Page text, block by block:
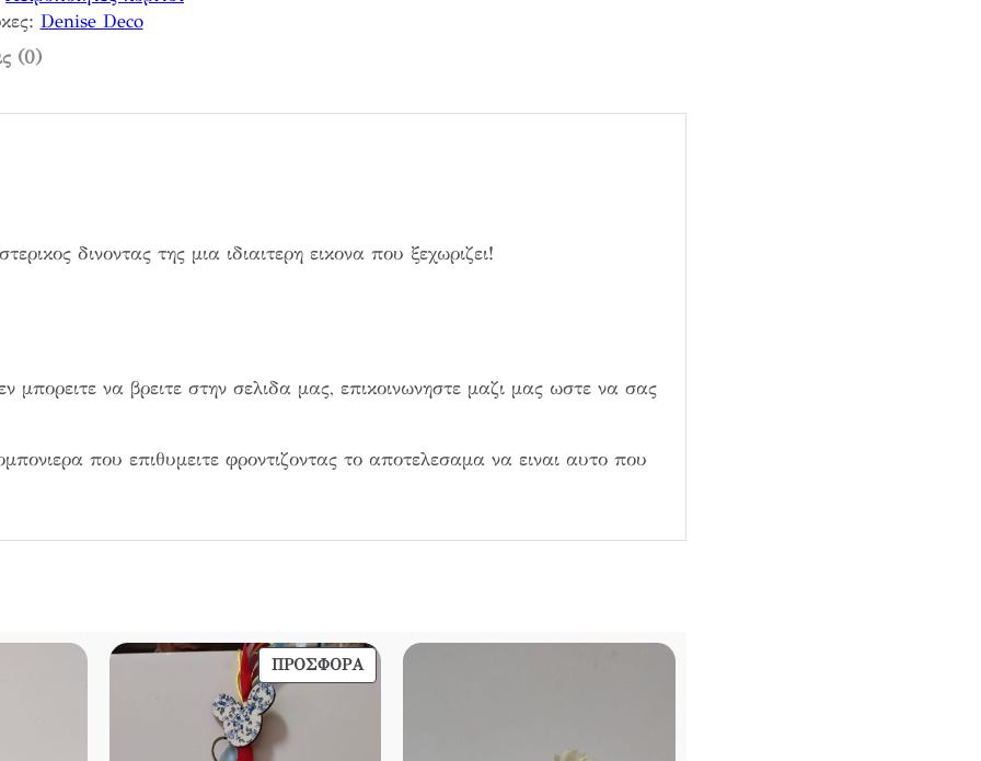
Denise Deco
(0)
δινοντας της μια ιδιαιτερη εικονα που ξεχωριζει!
να βρειτε στην σελιδα μας, επικοινωνηστε μαζι μας ωστε να σας
που επιθυμειτε φροντιζοντας το αποτελεσαμα να ειναι αυτο που
ΠΡΟΣΦΟΡΆΠΡΟΪΌΝ